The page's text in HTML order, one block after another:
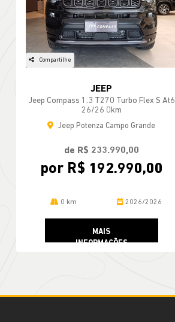
Compartilhe
JEEP
Jeep Compass 1.3 T270 Turbo Flex S At6
26/26 0km
Jeep Potenza Campo Grande
de R$ 233.990,00
por R$ 192.990,00
0 km 2026/2026
MAIS
INFORMAÇÕES